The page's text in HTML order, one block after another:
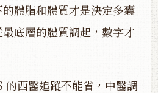
體脂和體質才是決定多囊
底層的體質調起，數字才
的西醫追蹤不能省，中醫調